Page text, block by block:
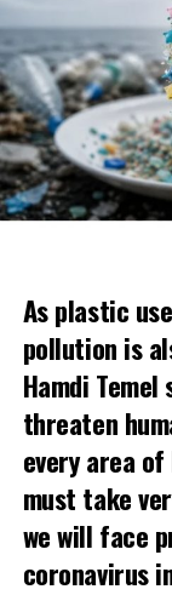
As plastic
pollution is
Hamdi
threaten
every area
must take
we will face
coronavirus